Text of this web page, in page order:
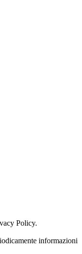
Policy.
informazioni